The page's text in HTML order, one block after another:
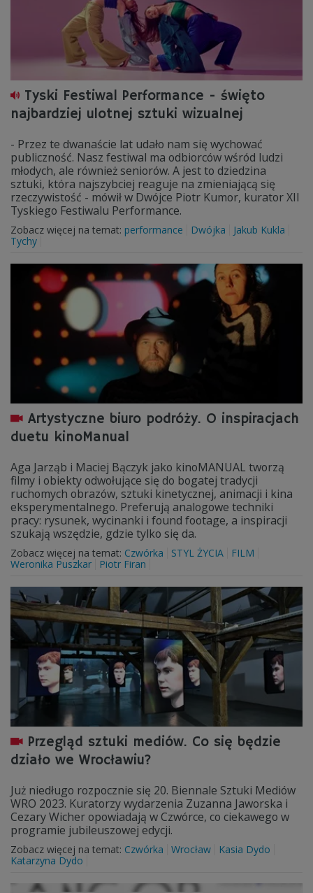
Tyski Festiwal Performance - święto
najbardziej ulotnej sztuki wizualnej
- Przez te dwanaście lat udało nam się wychować
publiczność. Nasz festiwal ma odbiorców wśród ludzi
młodych, ale również seniorów. A jest to dziedzina
sztuki, która najszybciej reaguje na zmieniającą się
rzeczywistość - mówił w Dwójce Piotr Kumor, kurator XII
Tyskiego Festiwalu Performance.
Zobacz więcej na temat: performance Dwójka
Jakub Kukla
Tychy
Artystyczne biuro podróży. O inspiracjach
duetu kinoManual
Aga Jarząb i Maciej Bączyk jako kinoMANUAL tworzą
filmy i obiekty odwołujące się do bogatej tradycji
ruchomych obrazów, sztuki kinetycznej, animacji i kina
eksperymentalnego. Preferują analogowe techniki
pracy: rysunek, wycinanki i found footage, a inspiracji
szukają wszędzie, gdzie tylko się da.
Zobacz więcej na temat: Czwórka STYL ŻYCIA
FILM
Weronika Puszkar
Piotr Firan
Przegląd sztuki mediów. Co się będzie
działo we Wrocławiu?
Już niedługo rozpocznie się 20. Biennale Sztuki Mediów
WRO 2023. Kuratorzy wydarzenia Zuzanna Jaworska i
Cezary Wicher opowiadają w Czwórce, co ciekawego w
programie jubileuszowej edycji.
Zobacz więcej na temat: Czwórka Wrocław
Kasia Dydo
Katarzyna Dydo